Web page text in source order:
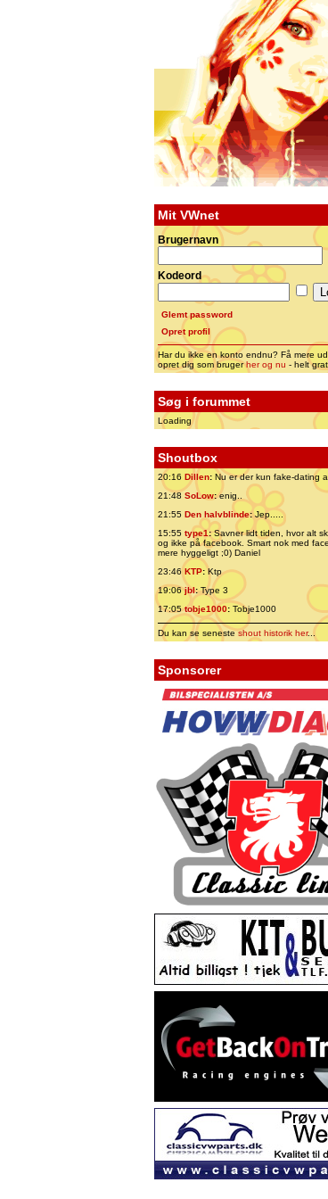
Mit VWnet
Brugernavn
Kodeord
Glemt password
Opret profil
Har du ikke en konto endnu? Få mere
opret dig som brugerher og nu - helt
Søg i forummet
Loading
Shoutbox
20:16 Dillen: Nu er der kun fake-dating
21:48 SoLow:enig..
21:55 Den halvblinde:Jep.....
15:55 type1:Savner lidt tiden, hvor alt
og ikke på facebook. Smart nok med
mere hyggeligt ;0) Daniel
23:46 KTP:Ktp
19:06jbl:Type 3
17:05tobje1000: Tobje1000
Du kan se senesteshout historik her...
Sponsorer